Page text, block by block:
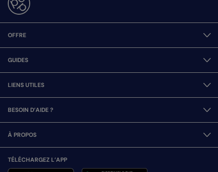
OFFRE
GUIDES
LIENS UTILES
BESOIN D’AIDE ?
À PROPOS
TÉLÉCHARGEZ L’APP